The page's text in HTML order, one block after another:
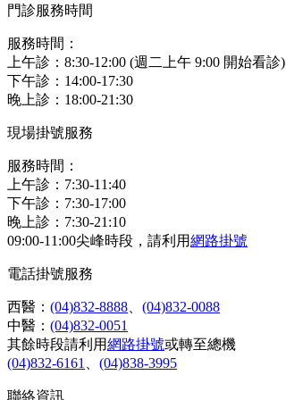
門診服務時間
服務時間：
上午診：8:30-12:00 (週二上午 9:00 開始看診)
下午診：14:00-17:30
晚上診：18:00-21:30
現場掛號服務
服務時間：
上午診：7:30-11:40
下午診：7:30-17:00
晚上診：7:30-21:10
09:00-11:00尖峰時段，請利用網路掛號
電話掛號服務
西醫： (04)832-8888
(04)832-0088
中醫： (04)832-0051
其餘時段請利用網路掛號或轉至總機
(04)832-6161
(04)838-3995
聯絡資訊